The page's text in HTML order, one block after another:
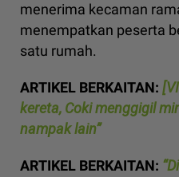
menerima kecaman
menempatkan peserta
satu rumah.
ARTIKEL BERKAITAN:
kereta, Coki menggigil
nampak lain”
ARTIKEL BERKAITAN: